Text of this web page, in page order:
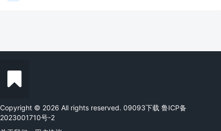
Copyright © 2026 All rights reserved. 09093下载 鲁ICP备
2023001710号-2